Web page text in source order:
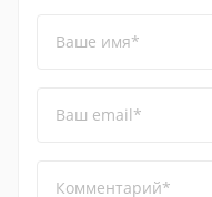
Ваше имя*
Ваш email*
Комментарий*